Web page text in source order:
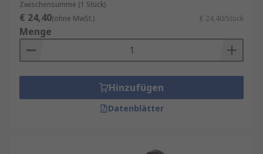
Zwischensumme (1 Stück)
€ 24,40(ohne MwSt.) € 24,40/Stück
Menge
Hinzufügen
Datenblätter